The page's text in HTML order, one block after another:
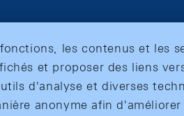
les contenus et les
et proposer des liens
d'analyse et diverses
anonyme afin